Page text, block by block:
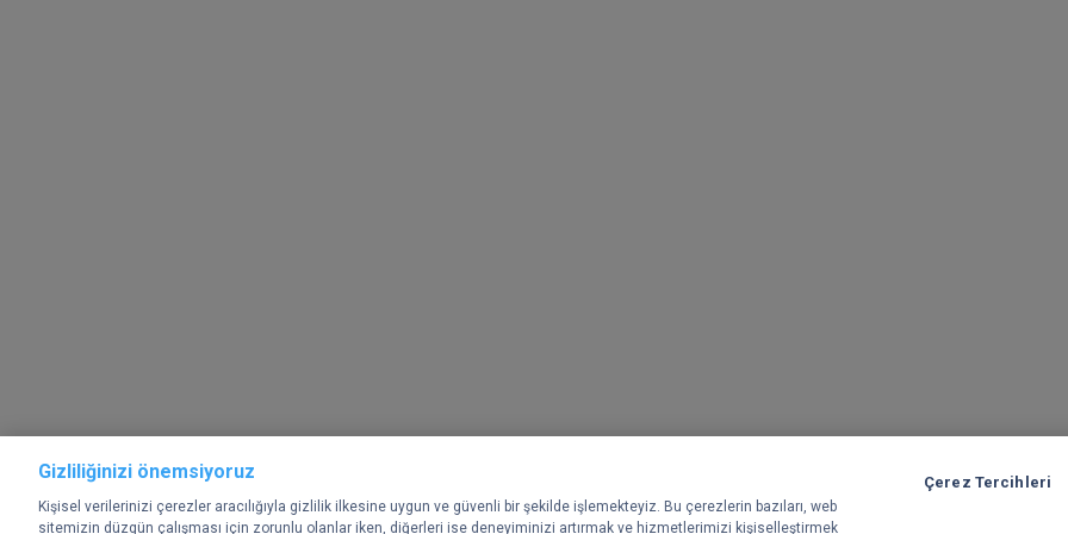
Gizliliğinizi önemsiyoruz
Kişisel verilerinizi çerezler aracılığıyla gizlilik ilkesine uygun ve güvenli bir şekilde işlemekteyiz. Bu çerezlerin bazıları, web
sitemizin düzgün çalışması için zorunlu olanlar iken, diğerleri ise deneyiminizi artırmak ve hizmetlerimizi kişiselleştirmek
Çerez Tercihleri